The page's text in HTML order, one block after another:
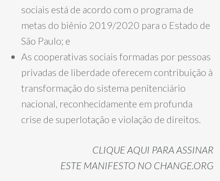
sociais está de acordo com o programa de
metas do biênio 2019/2020 para o Estado de
São Paulo; e
As cooperativas sociais formadas por pessoas
privadas de liberdade oferecem contribuição à
transformação do sistema penitenciário
nacional, reconhecidamente em profunda
crise de superlotação e violação de direitos.
CLIQUE AQUI PARA ASSINAR
ESTE MANIFESTO NO CHANGE.ORG